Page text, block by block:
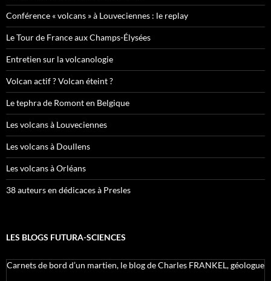
Conférence « volcans » à Louveciennes : le replay
Le Tour de France aux Champs-Élysées
Entretien sur la volcanologie
Volcan actif ? Volcan éteint ?
Le tephra de Romont en Belgique
Les volcans à Louveciennes
Les volcans à Doullens
Les volcans à Orléans
38 auteurs en dédicaces à Presles
LES BLOGS FUTURA-SCIENCES
Carnets de bord d’un martien, le blog de Charles FRANKEL, géologue